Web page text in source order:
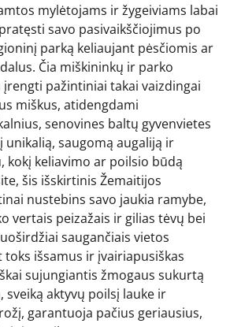
mylėtojams ir žygeiviams labai
savo pasivaikščiojimus po
parką keliaujant pėsčiomis ar
Čia miškininkų ir parko
pažintiniai takai vaizdingai
miškus, atidengdami
senovines baltų gyvenvietes
unikalią, saugomą augaliją ir
kokį keliavimo ar poilsio būdą
šis išskirtinis Žemaitijos
nustebins savo jaukia ramybe,
vertais peizažais ir gilias tėvų bei
saugančiais vietos
toks išsamus ir įvairiapusiškas
sujungiantis žmogaus sukurtą
sveiką aktyvų poilsį lauke ir
garantuoja pačius geriausius,